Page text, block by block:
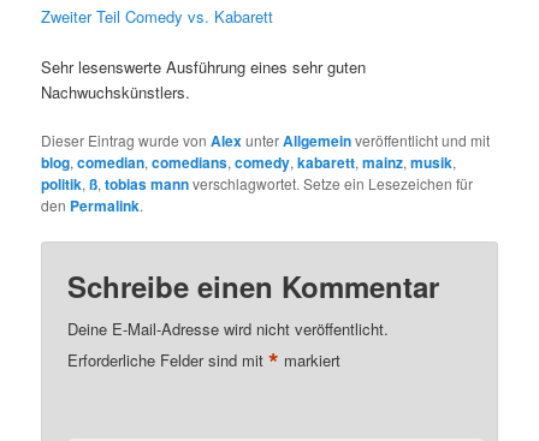
Zweiter Teil Comedy vs. Kabarett
Sehr lesenswerte Ausführung eines sehr guten
Nachwuchskünstlers.
Dieser Eintrag wurde vonAlexunterAllgemeinveröffentlicht und mit
blog,comedian,comedians,comedy,kabarett,mainz,musik,
politik,ß,tobias mannverschlagwortet. Setze ein Lesezeichen für
den Permalink.
Schreibe einen Kommentar
Deine E-Mail-Adresse wird nicht veröffentlicht.
Erforderliche Felder sind mit* markiert